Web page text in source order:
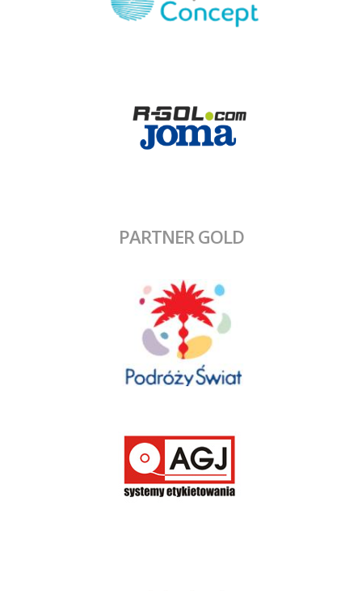
PARTNER GOLD